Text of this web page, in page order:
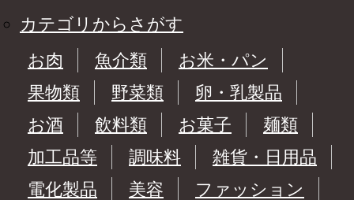
カテゴリからさがす
お肉
魚介類
お米・パン
果物類
野菜類
卵・乳製品
お酒
飲料類 お菓子
麺類
加工品等
調味料
雑貨・日用品
電化製品
美容
ファッション